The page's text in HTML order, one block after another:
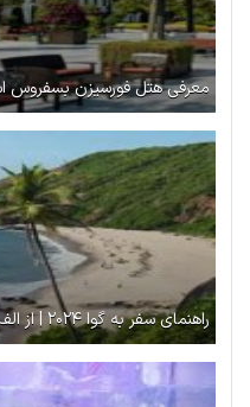
معرفی هتل فورسیزن بسفروس
راهنمای سفر به گوا ۲۰۲۴ | از الف تا ی سفر به گوا